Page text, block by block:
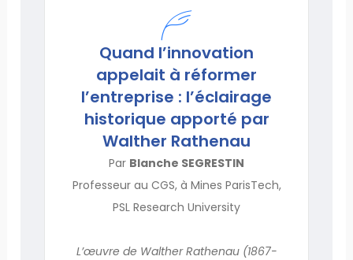
Quand l’innovation
appelait à réformer
l’entreprise : l’éclairage
historique apporté par
Walther Rathenau
Par Blanche SEGRESTIN
Professeur au CGS, à Mines ParisTech,
PSL Research University
L’œuvre de Walther Rathenau (1867-